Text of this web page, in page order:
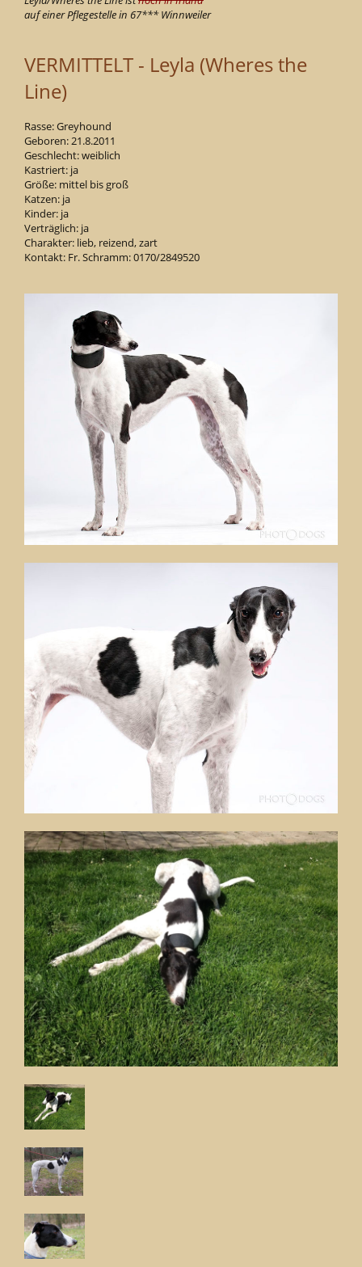
auf einer Pflegestelle in 67*** Winnweiler
VERMITTELT - Leyla (Wheres the
Line)
Rasse: Greyhound
Geboren: 21.8.2011
Geschlecht: weiblich
Kastriert: ja
Größe: mittel bis groß
Katzen: ja
Kinder: ja
Verträglich: ja
Charakter: lieb, reizend, zart
Kontakt: Fr. Schramm: 0170/2849520